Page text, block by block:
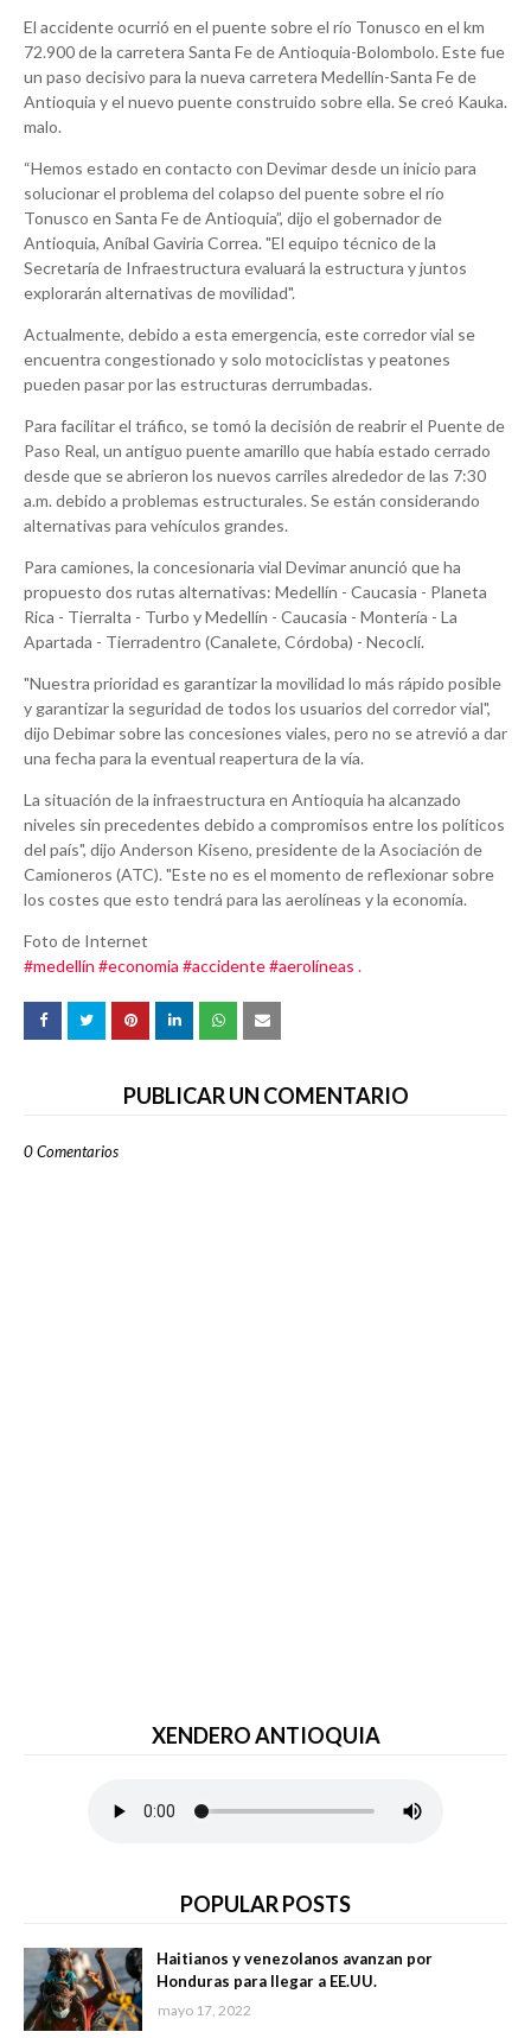
El accidente ocurrió en el puente sobre el río Tonusco en el km
72.900 de la carretera Santa Fe de Antioquia-Bolombolo. Este fue
un paso decisivo para la nueva carretera Medellín-Santa Fe de
Antioquia y el nuevo puente construido sobre ella. Se creó Kauka.
malo.
“Hemos estado en contacto con Devimar desde un inicio para
solucionar el problema del colapso del puente sobre el río
Tonusco en Santa Fe de Antioquia”, dijo el gobernador de
Antioquia, Aníbal Gaviria Correa. "El equipo técnico de la
Secretaría de Infraestructura evaluará la estructura y juntos
explorarán alternativas de movilidad".
Actualmente, debido a esta emergencia, este corredor vial se
encuentra congestionado y solo motociclistas y peatones
pueden pasar por las estructuras derrumbadas.
Para facilitar el tráfico, se tomó la decisión de reabrir el Puente de
Paso Real, un antiguo puente amarillo que había estado cerrado
desde que se abrieron los nuevos carriles alrededor de las 7:30
a.m. debido a problemas estructurales. Se están considerando
alternativas para vehículos grandes.
Para camiones, la concesionaria vial Devimar anunció que ha
propuesto dos rutas alternativas: Medellín - Caucasia - Planeta
Rica - Tierralta - Turbo y Medellín - Caucasia - Montería - La
Apartada - Tierradentro (Canalete, Córdoba) - Necoclí.
"Nuestra prioridad es garantizar la movilidad lo más rápido posible
y garantizar la seguridad de todos los usuarios del corredor vial",
dijo Debimar sobre las concesiones viales, pero no se atrevió a dar
una fecha para la eventual reapertura de la vía.
La situación de la infraestructura en Antioquia ha alcanzado
niveles sin precedentes debido a compromisos entre los políticos
del país", dijo Anderson Kiseno, presidente de la Asociación de
Camioneros (ATC). "Este no es el momento de reflexionar sobre
los costes que esto tendrá para las aerolíneas y la economía.
Foto de Internet
#medellín #economia #accidente#aerolíneas .
PUBLICAR UN COMENTARIO
0 Comentarios
XENDERO ANTIOQUIA
POPULAR POSTS
Haitianos y venezolanos avanzan por
Honduras para llegar a EE.UU.
mayo 17, 2022